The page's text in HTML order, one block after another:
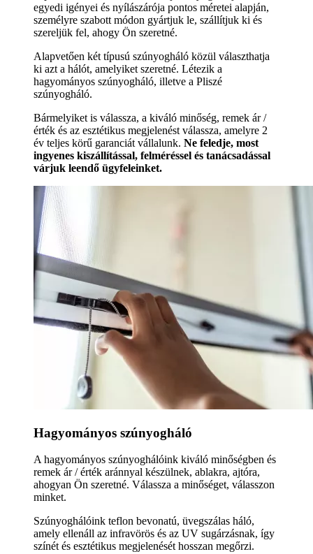
egyedi igényei és nyílászárója pontos méretei alapján,
személyre szabott módon gyártjuk le, szállítjuk ki és
szereljük fel, ahogy Ön szeretné.
Alapvetően két típusú szúnyogháló közül választhatja
ki azt a hálót, amelyiket szeretné. Létezik a
hagyományos szúnyogháló, illetve a Pliszé
szúnyogháló.
Bármelyiket is válassza, a kiváló minőség, remek ár /
érték és az esztétikus megjelenést válassza, amelyre 2
év teljes körű garanciát vállalunk. Ne feledje, most
ingyenes kiszállítással, felméréssel és tanácsadással
várjuk leendő ügyfeleinket.
Hagyományos szúnyogháló
A hagyományos szúnyoghálóink kiváló minőségben és
remek ár / érték aránnyal készülnek, ablakra, ajtóra,
ahogyan Ön szeretné. Válassza a minőséget, válasszon
minket.
Szúnyoghálóink teflon bevonatú, üvegszálas háló,
amely ellenáll az infravörös és az UV sugárzásnak, így
színét és esztétikus megjelenését hosszan megőrzi.